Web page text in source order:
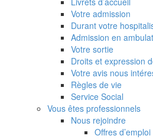
Votre admission
Durant votre
Admission en
Votre sortie
Droits et expression
Votre avis nous
Règles de vie
Service Social
Vous êtes professionnels
Nous rejoindre
Offres